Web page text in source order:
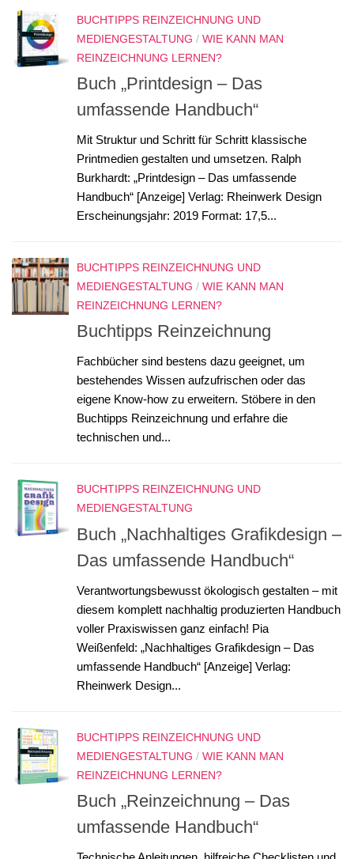
BUCHTIPPS REINZEICHNUNG UND
MEDIENGESTALTUNG / WIE KANN MAN
REINZEICHNUNG LERNEN?
Buch „Printdesign – Das
umfassende Handbuch“
Mit Struktur und Schritt für Schritt klassische
Printmedien gestalten und umsetzen. Ralph
Burkhardt: „Printdesign – Das umfassende
Handbuch“ [Anzeige] Verlag: Rheinwerk Design
Erscheinungsjahr: 2019 Format: 17,5...
BUCHTIPPS REINZEICHNUNG UND
MEDIENGESTALTUNG / WIE KANN MAN
REINZEICHNUNG LERNEN?
Buchtipps Reinzeichnung
Fachbücher sind bestens dazu geeignet, um
bestehendes Wissen aufzufrischen oder das
eigene Know-how zu erweitern. Stöbere in den
Buchtipps Reinzeichnung und erfahre die
technischen und...
BUCHTIPPS REINZEICHNUNG UND
MEDIENGESTALTUNG
Buch „Nachhaltiges Grafikdesign –
Das umfassende Handbuch“
Verantwortungsbewusst ökologisch gestalten – mit
diesem komplett nachhaltig produzierten Handbuch
voller Praxiswissen ganz einfach! Pia
Weißenfeld: „Nachhaltiges Grafikdesign – Das
umfassende Handbuch“ [Anzeige] Verlag:
Rheinwerk Design...
BUCHTIPPS REINZEICHNUNG UND
MEDIENGESTALTUNG / WIE KANN MAN
REINZEICHNUNG LERNEN?
Buch „Reinzeichnung – Das
umfassende Handbuch“